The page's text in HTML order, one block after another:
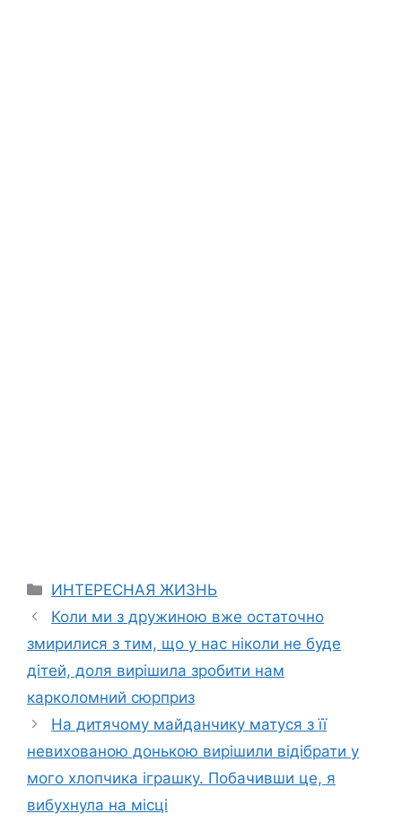
Categories
ИНТЕРЕСНАЯ ЖИЗНЬ
Коли ми з дружиною вже остаточно
змирилися з тим, що у нас ніколи не буде
дітей, доля вирішила зробити нам
карколомний сюрприз
На дитячому майданчику матуся з її
невихованою донькою вирішили відібрати у
мого хлопчика іграшку. Побачивши це, я
вибухнула на місці